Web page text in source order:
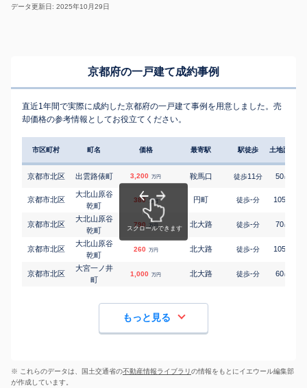
データ更新日: 2025年10月29日
京都府の一戸建て成約事例
直近1年間で実際に成約した京都府の一戸建て事例を用意しました。売
却価格の参考情報としてお役立てください。
市区町村 町名 価格 最寄駅 駅徒歩 土地面積
京都市北区 出雲路俵町 3,200 万円 鞍馬口 徒歩11分 50㎡
京都市北区
大北山原谷
乾町
380 万円 円町 徒歩-分 105
京都市北区
大北山原谷
乾町
790 万円 北大路 徒歩-分 70㎡
京都市北区
大北山原谷
乾町
260 万円 北大路 徒歩-分 105
京都市北区
大宮一ノ井
町
1,000 万円 北大路 徒歩-分 60㎡
もっと見る
※ これらのデータは、国土交通省の不動産情報ライブラリの情報をもとにイエウール編集部
が作成しています。